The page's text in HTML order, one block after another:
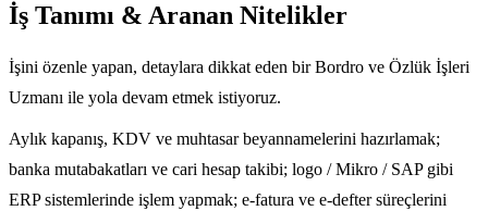
İş Tanımı & Aranan Nitelikler
İşini özenle yapan, detaylara dikkat eden bir Bordro ve Özlük İşleri
Uzmanı ile yola devam etmek istiyoruz.
Aylık kapanış, KDV ve muhtasar beyannamelerini hazırlamak;
banka mutabakatları ve cari hesap takibi; logo / Mikro / SAP gibi
ERP sistemlerinde işlem yapmak; e-fatura ve e-defter süreçlerini